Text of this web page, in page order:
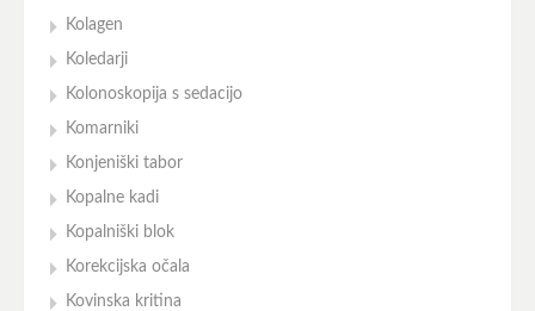
Kolagen
Koledarji
Kolonoskopija s sedacijo
Komarniki
Konjeniški tabor
Kopalne kadi
Kopalniški blok
Korekcijska očala
Kovinska kritina